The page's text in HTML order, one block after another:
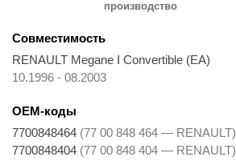
производство
Совместимость
RENAULT Megane I Convertible (EA)
10.1996 - 08.2003
OEM-коды
7700848464 (77 00 848 464 — RENAULT)
7700848404 (77 00 848 404 — RENAULT)